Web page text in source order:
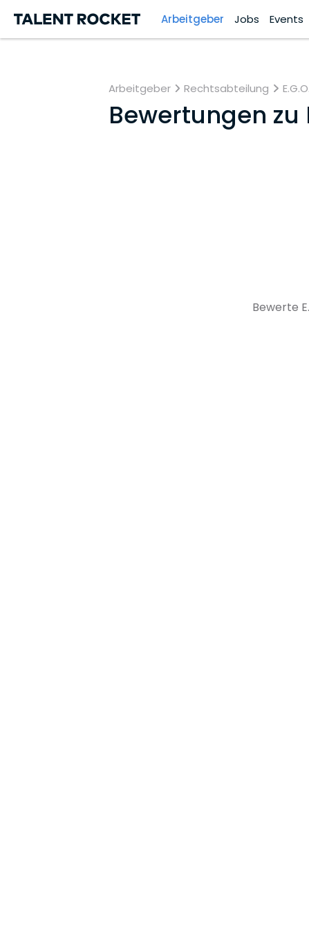
Arbeitgeber Jobs Events
Arbeitgeber Rechtsabteilung
Bewertungen zu
Bewerte